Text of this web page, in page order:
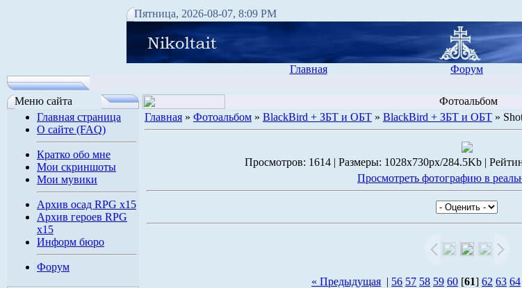
Пятница, 2026-08-07, 8:09 PM
Главная Форум
Меню сайта
Главная страница
О сайте (FAQ)
Кратко обо мне
Мои скриншоты
Мои мувики
Архив осад RPG x15
Архив героев RPG
x15
Информ бюро
Форум
Фотоальбом
Главная » Фотоальбом » BlackBird + ЗБТ и ОБТ » BlackBird + ЗБТ и ОБТ »
Просмотров: 1614 | Размеры: 1028x730px/284.5Kb |
Просмотреть фотографию в
« Предыдущая | 56 57 58 59 60 [61] 62 63 64